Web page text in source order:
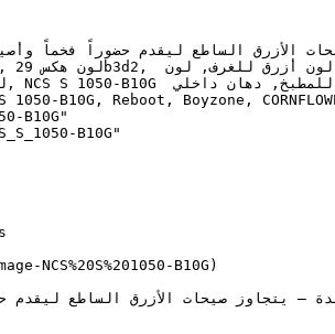
B10G"
B10G"
B10G)